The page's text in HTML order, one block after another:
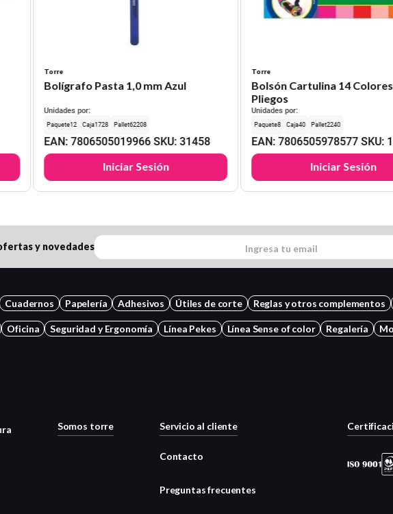
Torre
Bolígrafo Pasta 1,0 mm Azul
Unidades por:
12 1728 62208
EAN:7806505019966 SKU:31458
Iniciar Sesión
Torre
Bolsón Cartulina 14
Pliegos
Unidades por:
8 40 2240
EAN:7806505978577 SKU:
Iniciar Sesión
y novedades
Cuadernos Papelería Adhesivos Útiles de corte Reglas y otros complementos
Oficina Seguridad y Ergonomía Línea Pekes Línea Sense of color Regalería
Somos torre Servicio al cliente
Contacto
Preguntas frecuentes